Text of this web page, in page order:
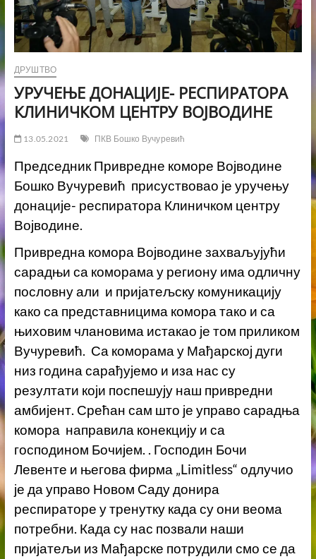
ДРУШТВО
УРУЧЕЊЕ ДОНАЦИЈЕ- РЕСПИРАТОРА
КЛИНИЧКОМ ЦЕНТРУ ВОЈВОДИНЕ
13.05.2021 ПКВ Бошко Вучуревић
Председник Привредне коморе Војводине
Бошко Вучуревић присуствовао је уручењу
донације- респиратора Клиничком центру
Војводине.
Привредна комора Војводине захваљујући
сарадњи са коморама у региону има одличну
пословну али и пријатељску комуникацију
како са представницима комора тако и са
њиховим члановима истакао је том приликом
Вучуревић. Са коморама у Мађарској дуги
низ година сарађујемо и иза нас су
резултати који поспешују наш привредни
амбијент. Срећан сам што је управо сарадња
комора направила конекцију и са
господином Бочијем. . Господин Бочи
Левенте и његова фирма „Limitless“ одлучио
је да управо Новом Саду донира
респираторе у тренутку када су они веома
потребни. Када су нас позвали наши
пријатељи из Мађарске потрудили смо се да